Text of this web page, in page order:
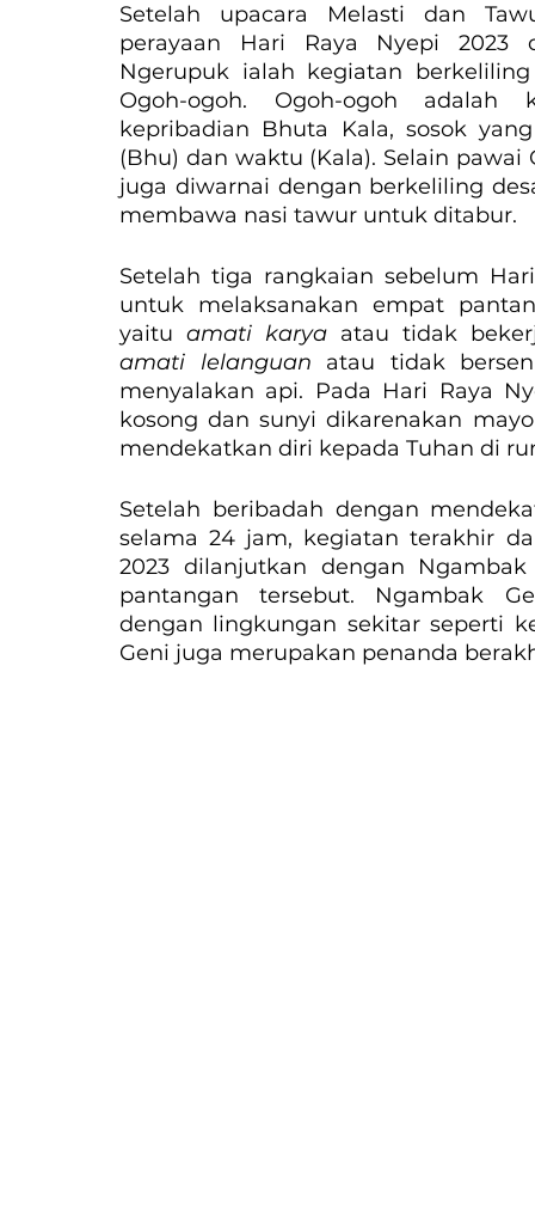
Setelah upacara Melasti dan
perayaan Hari Raya Nyepi 2023
Ngerupuk ialah kegiatan
Ogoh-ogoh. Ogoh-ogoh adalah
kepribadian Bhuta Kala, sosok
(Bhu) dan waktu (Kala). Selain
juga diwarnai dengan berkeliling
membawa nasi tawur untuk ditabur.
Setelah tiga rangkaian sebelum
untuk melaksanakan empat
yaitu amati karya atau tidak
amati lelanguan atau tidak
menyalakan api. Pada Hari Raya
kosong dan sunyi dikarenakan
mendekatkan diri kepada Tuhan di
Setelah beribadah dengan
selama 24 jam, kegiatan terakhir
2023 dilanjutkan dengan
pantangan tersebut. Ngambak
dengan lingkungan sekitar seperti
Geni juga merupakan penanda